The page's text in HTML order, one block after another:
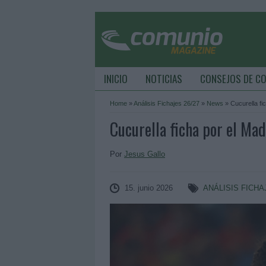
INICIO NOTICIAS CONSEJOS DE
Home »Análisis Fichajes 26/27 » News » Cucurella
Cucurella ficha por el
Por Jesus Gallo
15. junio 2026 ANÁLISIS